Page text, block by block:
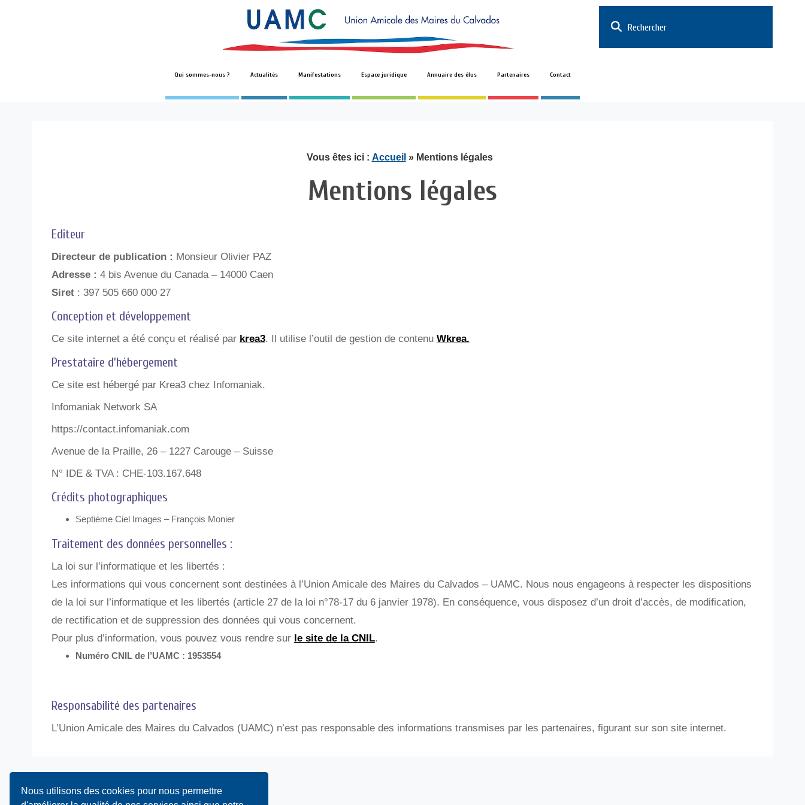
Nous utilisons des cookies pour nous permettre
Rechercher
Qui sommes-nous ? Actualités Manifestations Espace juridique Annuaire des élus Partenaires Contact
Vous êtes ici : Accueil » Mentions légales
Mentions légales
Editeur
Directeur de publication : Monsieur Olivier PAZ
Adresse : 4 bis Avenue du Canada – 14000 Caen
Siret: 397 505 660 000 27
Conception et développement
Ce site internet a été conçu et réalisé par krea3. Il utilise l’outil de gestion de contenu Wkrea.
Prestataire d’hébergement
Ce site est hébergé par Krea3 chez Infomaniak.
Infomaniak Network SA
https://contact.infomaniak.com
Avenue de la Praille, 26 – 1227 Carouge – Suisse
N° IDE & TVA : CHE-103.167.648
Crédits photographiques
Septième Ciel Images – François Monier
Traitement des données personnelles :
La loi sur l’informatique et les libertés :
Les informations qui vous concernent sont destinées à l’Union Amicale des Maires du Calvados – UAMC. Nous nous engageons à respecter les dispositions
de la loi sur l’informatique et les libertés (article 27 de la loi n°78-17 du 6 janvier 1978). En conséquence, vous disposez d’un droit d’accès, de modification,
de rectification et de suppression des données qui vous concernent.
Pour plus d’information, vous pouvez vous rendre sur le site de la CNIL.
Numéro CNIL de l’UAMC : 1953554
Responsabilité des partenaires
L’Union Amicale des Maires du Calvados (UAMC) n’est pas responsable des informations transmises par les partenaires, figurant sur son site internet.